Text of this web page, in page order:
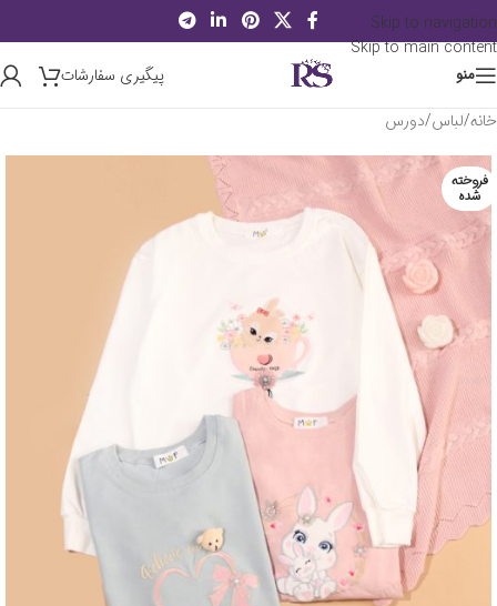
Skip to navigation
Skip to main content
منو
پیگیری سفارشات
خانه/لباس/دورس
فروخته
شده